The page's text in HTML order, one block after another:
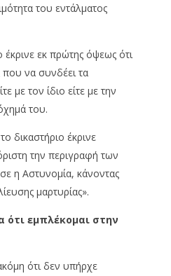
του εντάλματος
εκ πρώτης όψεως ότι
που να συνδέει τα
με τον ίδιο είτε με την
του.
δικαστήριο έκρινε
την περιγραφή των
η Αστυνομία, κάνοντας
μαρτυρίας».
ότι εμπλέκομαι στην
ότι δεν υπήρχε